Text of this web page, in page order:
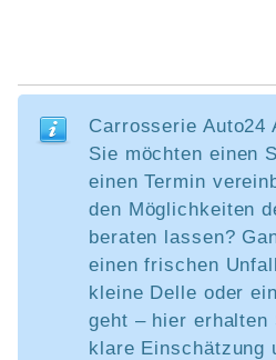
Carrosserie Auto24
Sie möchten einen
einen Termin
den Möglichkeiten
beraten lassen?
einen frischen
kleine Delle oder
geht – hier erhalten
klare Einschätzung